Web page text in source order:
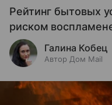
Рейтинг бытовых
риском
Галина Кобец
Автор Дом Mail